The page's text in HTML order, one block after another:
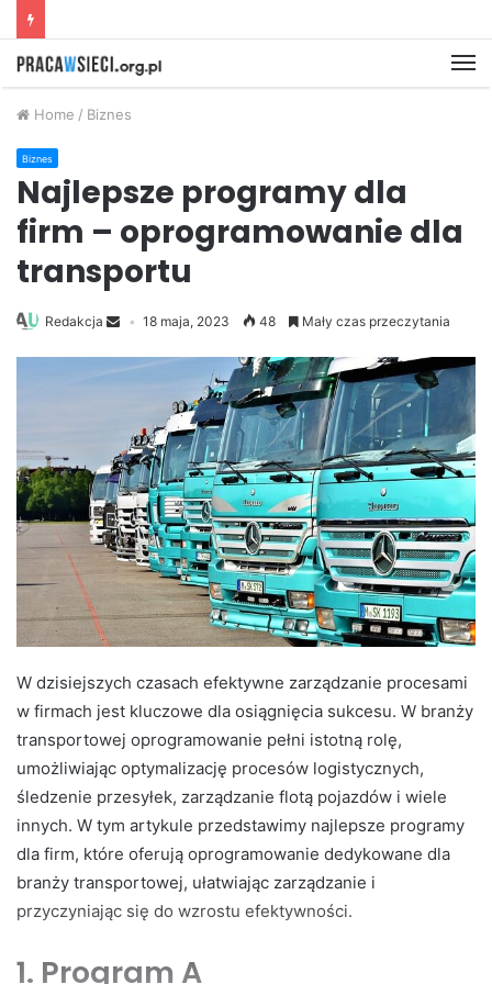
Home / Biznes
Biznes
Najlepsze programy dla
firm – oprogramowanie dla
transportu
Redakcja 18 maja, 2023 48 Mały czas przeczytania
W dzisiejszych czasach efektywne zarządzanie procesami
w firmach jest kluczowe dla osiągnięcia sukcesu. W branży
transportowej oprogramowanie pełni istotną rolę,
umożliwiając optymalizację procesów logistycznych,
śledzenie przesyłek, zarządzanie flotą pojazdów i wiele
innych. W tym artykule przedstawimy najlepsze programy
dla firm, które oferują oprogramowanie dedykowane dla
branży transportowej, ułatwiając zarządzanie i
przyczyniając się do wzrostu efektywności.
1. Program A